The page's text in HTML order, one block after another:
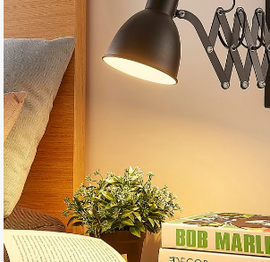
de
afbeeldingen-
gallerij